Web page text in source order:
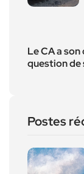
Le CA a son
question de
Postes